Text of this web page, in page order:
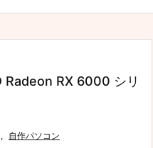
Radeon RX 6000 シリ
, 自作パソコン